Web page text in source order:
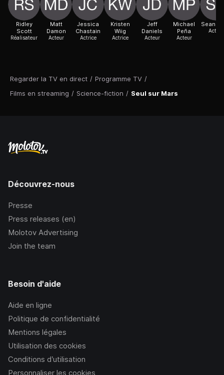
Regarder la TV en direct / Programme TV /
Films en streaming / Science-fiction / Seul sur Mars
Ridley
Scott
Réalisateur
Matt
Damon
Acteur
Jessica
Chastain
Actrice
Kristen
Wiig
Actrice
Jeff
Daniels
Acteur
Michael
Peña
Acteur
Sean
Acteur
Découvrez-nous
Presse
Press releases (en)
Molotov Advertising
Join the team
Besoin d'aide
Aide en ligne
Politique de confidentialité
Mentions légales
Utilisation des cookies
Conditions d’utilisation
Personnaliser les cookies